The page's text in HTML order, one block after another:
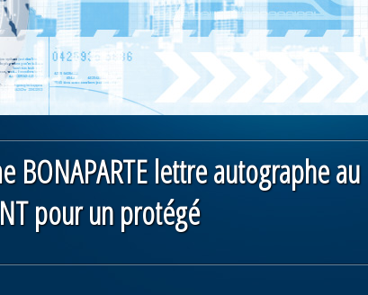
BONAPARTE lettre autographe au
pour un protégé